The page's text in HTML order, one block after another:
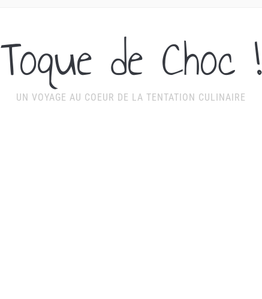
Toque de Choc !
UN VOYAGE AU COEUR DE LA TENTATION CULINAIRE